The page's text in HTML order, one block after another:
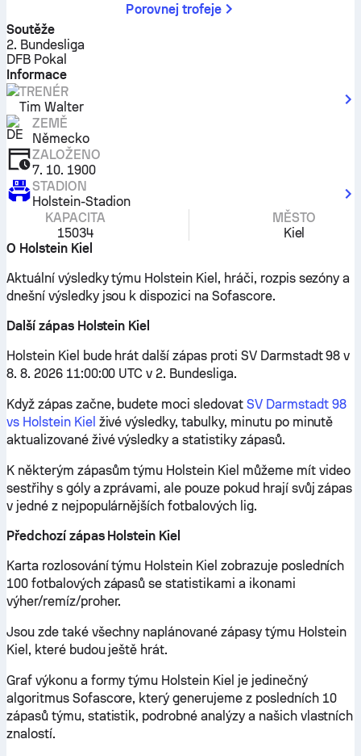
Porovnej trofeje
Soutěže
2. Bundesliga
DFB Pokal
Informace
TRENÉR
Tim Walter
ZEMĚ
Německo
ZALOŽENO
7. 10. 1900
STADION
Holstein-Stadion
KAPACITA
15034
MĚSTO
Kiel
O Holstein Kiel
Aktuální výsledky týmu Holstein Kiel, hráči, rozpis sezóny a
dnešní výsledky jsou k dispozici na Sofascore.
Další zápas Holstein Kiel
Holstein Kiel bude hrát další zápas proti SV Darmstadt 98 v
8. 8. 2026 11:00:00 UTC v 2. Bundesliga.
Když zápas začne, budete moci sledovat SV Darmstadt 98
vs Holstein Kiel živé výsledky, tabulky, minutu po minutě
aktualizované živé výsledky a statistiky zápasů.
K některým zápasům týmu Holstein Kiel můžeme mít video
sestřihy s góly a zprávami, ale pouze pokud hrají svůj zápas
v jedné z nejpopulárnějších fotbalových lig.
Předchozí zápas Holstein Kiel
Karta rozlosování týmu Holstein Kiel zobrazuje posledních
100 fotbalových zápasů se statistikami a ikonami
výher/remíz/proher.
Jsou zde také všechny naplánované zápasy týmu Holstein
Kiel, které budou ještě hrát.
Graf výkonu a formy týmu Holstein Kiel je jedinečný
algoritmus Sofascore, který generujeme z posledních 10
zápasů týmu, statistik, podrobné analýzy a našich vlastních
znalostí.